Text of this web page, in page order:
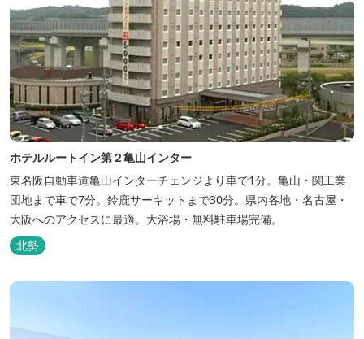
ホテルルートイン第２亀山インター
東名阪自動車道亀山インターチェンジより車で1分。亀山・関工業
団地まで車で7分。鈴鹿サーキットまで30分。県内各地・名古屋・
大阪へのアクセスに最適。大浴場・無料駐車場完備。
北勢